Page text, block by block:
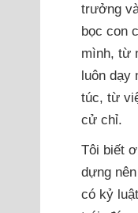
trưởng
bọc con
mình, từ
luôn dạy
túc, từ
cử chỉ.
Tôi biết
dựng
có kỷ